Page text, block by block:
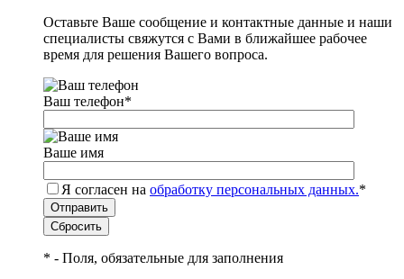
Оставьте Ваше сообщение и контактные данные и наши
специалисты свяжутся с Вами в ближайшее рабочее
время для решения Вашего вопроса.
Ваш телефон*
Ваше имя
Я согласен на обработку персональных данных.*
* - Поля, обязательные для заполнения